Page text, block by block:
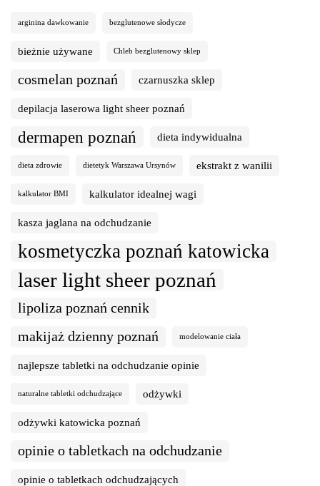
arginina dawkowanie bezglutenowe słodycze
bieżnie używane Chleb bezglutenowy sklep
cosmelan poznań czarnuszka sklep
depilacja laserowa light sheer poznań
dermapen poznań dieta indywidualna
dieta zdrowie dietetyk Warszawa Ursynów ekstrakt z wanilii
kalkulator BMI kalkulator idealnej wagi
kasza jaglana na odchudzanie
kosmetyczka poznań katowicka
laser light sheer poznań
lipoliza poznań cennik
makijaż dzienny poznań
modelowanie ciała
najlepsze tabletki na odchudzanie opinie
naturalne tabletki odchudzające odżywki
odżywki katowicka poznań
opinie o tabletkach na odchudzanie
opinie o tabletkach odchudzających